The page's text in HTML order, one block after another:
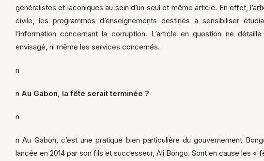
généralistes et laconiques au sein d’un seul et même article. En effet,
civile, les programmes d’enseignements destinés à sensibiliser
l’information concernant la corruption. L’article en question ne
envisagé, ni même les services concernés.
n
n Au Gabon, la fête serait terminée ?
n
n Au Gabon, c’est une pratique bien particulière du gouvernement
lancée en 2014 par son fils et successeur, Ali Bongo. Sont en cause les «